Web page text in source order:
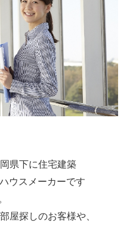
県下に住宅建築
ウスメーカーです
屋探しのお客様や、